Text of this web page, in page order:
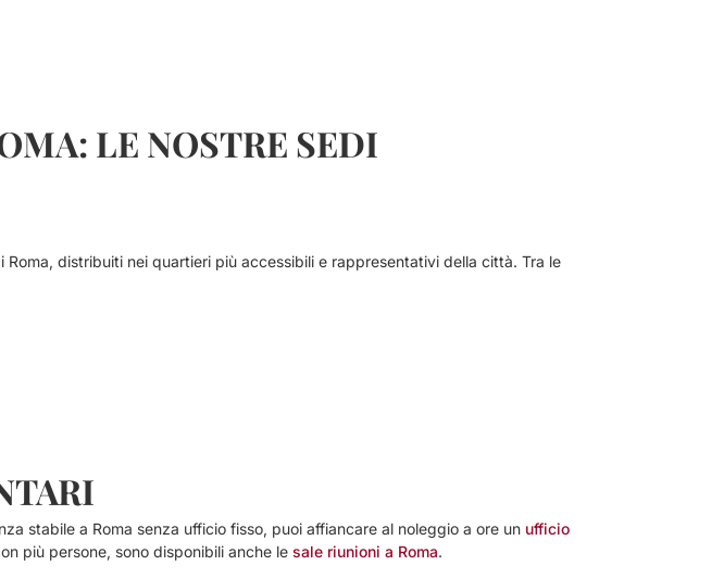
LE NOSTRE SEDI
Roma, distribuiti nei quartieri più accessibili e rappresentativi della città. Tra le
stabile a Roma senza ufficio fisso, puoi affiancare al noleggio a ore un ufficio
più persone, sono disponibili anche le sale riunioni a Roma.